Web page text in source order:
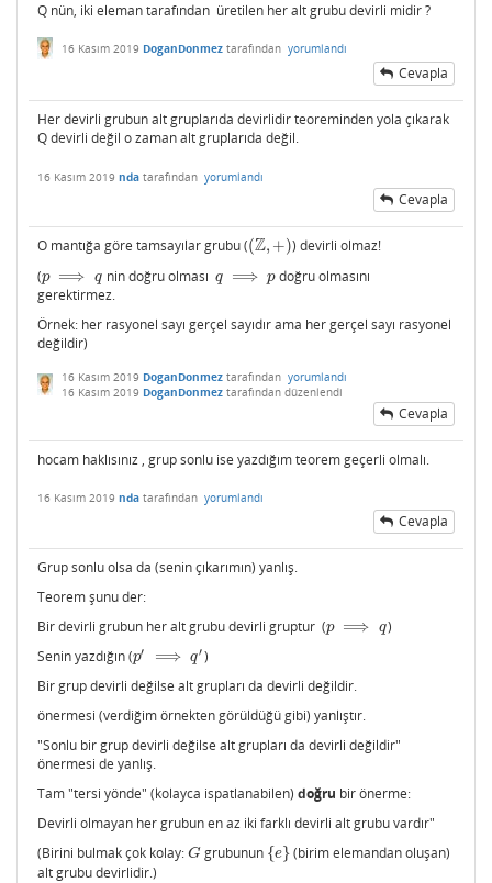
Q nün, iki eleman tarafından üretilen her alt grubu devirli midir ?
16 Kasım 2019 DoganDonmez tarafından yorumlandı
Cevapla
Her devirli grubun alt gruplarıda devirlidir teoreminden yola çıkarak
Q devirli değil o zaman alt gruplarıda değil.
16 Kasım 2019 nda tarafından yorumlandı
Cevapla
O mantığa göre tamsayılar grubu ((Z, +)
(Z,+ )
) devirli olmaz!
(p ⟹ q
p⟹q nin doğru olması q ⟹ p
q⟹p
doğru olmasını
gerektirmez.
Örnek: her rasyonel sayı gerçel sayıdır ama her gerçel sayı rasyonel
değildir)
16 Kasım 2019 DoganDonmez tarafından yorumlandı
16 Kasım 2019 DoganDonmez tarafından düzenlendi
Cevapla
hocam haklısınız , grup sonlu ise yazdığım teorem geçerli olmalı.
16 Kasım 2019 nda tarafından yorumlandı
Cevapla
Grup sonlu olsa da (senin çıkarımın) yanlış.
Teorem şunu der:
Bir devirli grubun her alt grubu devirli gruptur (p ⟹ q
p⟹q
)
Senin yazdığın (p′ ⟹ q′
p′ ⟹q′
)
Bir grup devirli değilse alt grupları da devirli değildir.
önermesi (verdiğim örnekten görüldüğü gibi) yanlıştır.
"Sonlu bir grup devirli değilse alt grupları da devirli değildir"
önermesi de yanlış.
Tam "tersi yönde" (kolayca ispatlanabilen) doğru bir önerme:
Devirli olmayan her grubun en az iki farklı devirli alt grubu vardır"
(Birini bulmak çok kolay: G
G grubunun {e}
{e} (birim elemandan oluşan)
alt grubu devirlidir.)